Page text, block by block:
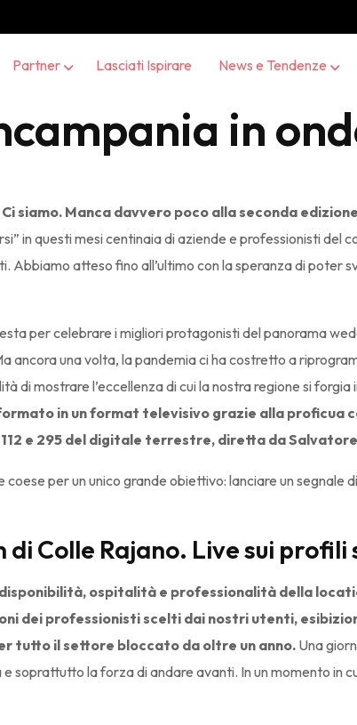
Partner Lasciati Ispirare News e Tendenze
in
Ci siamo. Manca davvero poco alla seconda
in questi mesi centinaia di aziende e professionisti del
Abbiamo atteso fino all’ultimo con la speranza di poter
per celebrare i migliori protagonisti del panorama
ancora una volta, la pandemia ci ha costretto a
di mostrare l’eccellenza di cui la nostra regione si
in un format televisivo grazie alla proficua
e 295 del digitale terrestre, diretta da
coese per un unico grande obiettivo: lanciare un
Colle Rajano. Live sui profili
ospitalità e professionalità della
dei professionisti scelti dai nostri utenti,
tutto il settore bloccato da oltre un anno.Una
soprattutto la forza di andare avanti. In un momento in